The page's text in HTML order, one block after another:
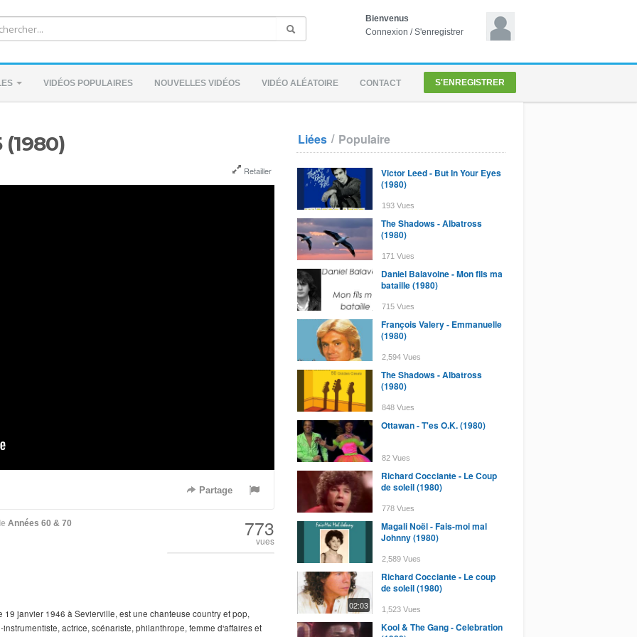
Bienvenus
Connexion /S'enregistrer
VIDÉOS POPULAIRES NOUVELLES VIDÉOS VIDÉO ALÉATOIRE CONTACT S'ENREGISTRER
Retailler
Partage
Années 60 & 70 773
vues
19 janvier 1946 à Sevierville, est une chanteuse country et pop,
actrice, scénariste, philanthrope, femme d'affaires et
Liées / Populaire
Victor Leed - But In Your Eyes
(1980)
193 Vues
The Shadows - Albatross
(1980)
171 Vues
Daniel Balavoine - Mon fils ma
bataille (1980)
715 Vues
François Valery - Emmanuelle
(1980)
2,594 Vues
The Shadows - Albatross
(1980)
848 Vues
Ottawan - T'es O.K. (1980)
82 Vues
Richard Cocciante - Le Coup
de soleil (1980)
778 Vues
Magali Noël - Fais-moi mal
Johnny (1980)
2,589 Vues
02:03
Richard Cocciante - Le coup
de soleil (1980)
1,523 Vues
Kool & The Gang - Celebration